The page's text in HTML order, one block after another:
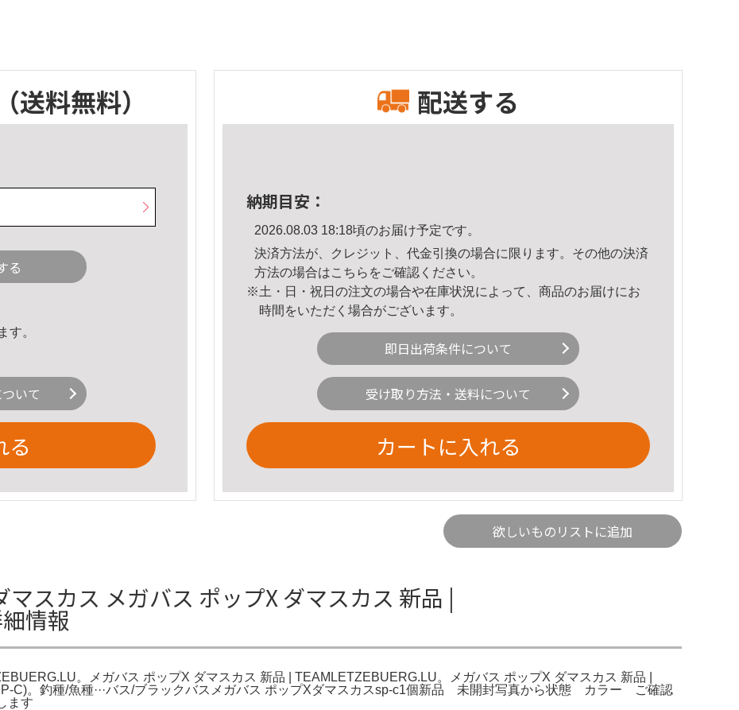
（送料無料）
る
す。
いて
る
配送する
納期目安：
2026.08.03 18:18頃のお届け予定です。
決済方法が、クレジット、代金引換の場合に限ります。その他の決済
方法の場合はこちら をご確認ください。
※土・日・祝日の注文の場合や在庫状況によって、商品のお届けにお
時間をいただく場合がございます。
即日出荷条件について
受け取り方法・送料について
カートに入れる
欲しいものリストに追加
スカス メガバス ポップX ダマスカス 新品 |
情報
。メガバス ポップX ダマスカス 新品 | TEAMLETZEBUERG.LU。メガバス ポップX ダマスカス 新品 |
C)。釣種/魚種···バス/ブラックバスメガバス ポップXダマスカスsp-c1個新品 未開封写真から状態 カラー ご確認
ます